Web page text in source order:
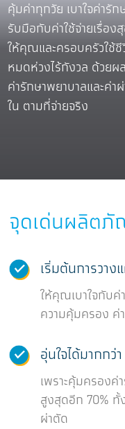
คุ้มค่าทุกวัย เบาใจค่ารัก
รับมือกับค่าใช้จ่ายเรื่อง
ให้คุณและครอบครัวใช้ชี
หมดห่วงไร้กังวล ด้วยผ
ค่ารักษาพยาบาลและค่า
ใน ตามที่จ่ายจริง
จุดเด่นผลิต
เริ่มต้นการวาง
ให้คุณเบาใจกับ
ความคุ้มครอง ค่
อุ่นใจได้มากกว่า
เพราะคุ้มครองค่
สูงสุดอีก 70% ทั้
ผ่าตัด